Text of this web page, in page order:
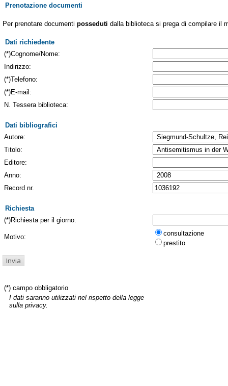
Prenotazione documenti
Per prenotare documenti posseduti dalla biblioteca si prega di compilare il
Dati richiedente
(*)Cognome/Nome:
Indirizzo:
(*)Telefono:
(*)E-mail:
N. Tessera biblioteca:
Dati bibliografici
Autore:
Titolo:
Editore:
Anno:
Record nr.
Richiesta
(*)Richiesta per il giorno:
Motivo:
consultazione
prestito
(*) campo obbligatorio
I dati saranno utilizzati nel rispetto della legge
sulla privacy.